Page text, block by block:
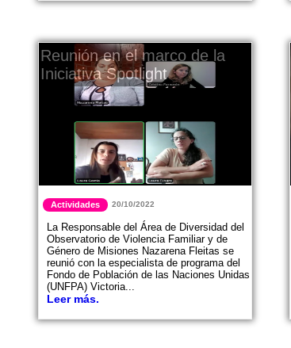
Reunión en el marco de la
Iniciativa Spotlight
Actividades 20/10/2022
La Responsable del Área de Diversidad del
Observatorio de Violencia Familiar y de
Género de Misiones Nazarena Fleitas se
reunió con la especialista de programa del
Fondo de Población de las Naciones Unidas
(UNFPA) Victoria...
Leer más.